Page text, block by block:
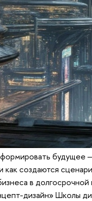
будущее
создаются
в
дизайн» Школы